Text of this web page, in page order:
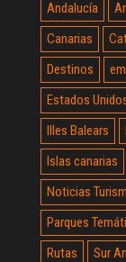
Andalucía
Canarias
Destinos
Estados
Illes Balears
Islas canarias
Noticias
Parques
Rutas
Sur